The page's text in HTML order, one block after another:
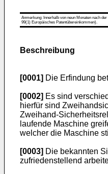
Anmerkung: Innerhalb von neun Monaten nach
99(1) Europäisches Patentübereinkommen).
Beschreibung
[0001] Die Erfindung
[0002] Es sind
hierfür sind
Zweihand-
laufende Maschine
welcher die Maschine
[0003] Die bekannten
zufriedenstellend